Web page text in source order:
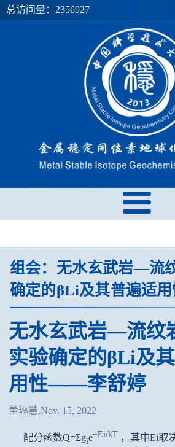
总访问量： 2356927
组会：无水玄武岩—流
确定的βLi及其普遍适
无水玄武岩—流纹
实验确定的βLi及
用性——李舒婷
董琳慧,Nov. 15, 2022
配分函数Q=Σgie−Ei/kT ，其中Ei取